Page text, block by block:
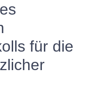
für die